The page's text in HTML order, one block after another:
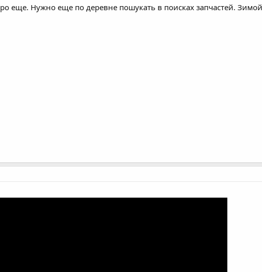
еще. Нужно еще по деревне пошукать в поисках запчастей.